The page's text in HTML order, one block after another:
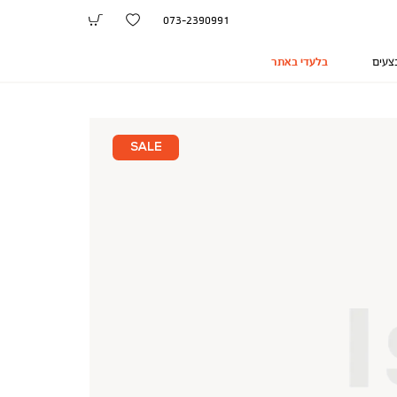
073-2390991
בלעדי באתר
SALE